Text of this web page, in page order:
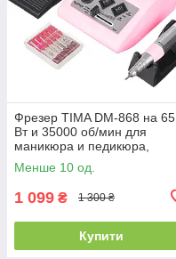
Фрезер TIMA DM-868 на 65
Вт и 35000 об/мин для
маникюра и педикюра,
розовый
Менше 10 од.
1 099 ₴ 1 300 ₴
Купити